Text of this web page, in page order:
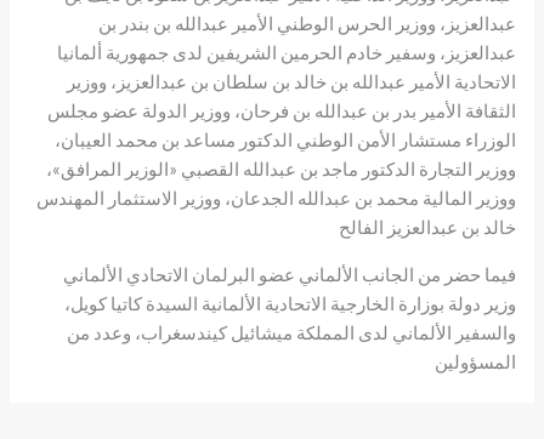
عبدالعزيز، ووزير الحرس الوطني الأمير عبدالله بن بندر بن
عبدالعزيز، وسفير خادم الحرمين الشريفين لدى جمهورية ألمانيا
الاتحادية الأمير عبدالله بن خالد بن سلطان بن عبدالعزيز، ووزير
الثقافة الأمير بدر بن عبدالله بن فرحان، ووزير الدولة عضو مجلس
الوزراء مستشار الأمن الوطني الدكتور مساعد بن محمد العيبان،
ووزير التجارة الدكتور ماجد بن عبدالله القصبي «الوزير المرافق»،
ووزير المالية محمد بن عبدالله الجدعان، ووزير الاستثمار المهندس
خالد بن عبدالعزيز الفالح
فيما حضر من الجانب الألماني عضو البرلمان الاتحادي الألماني
وزير دولة بوزارة الخارجية الاتحادية الألمانية السيدة كاتيا كويل،
والسفير الألماني لدى المملكة ميشائيل كيندسغراب، وعدد من
المسؤولين